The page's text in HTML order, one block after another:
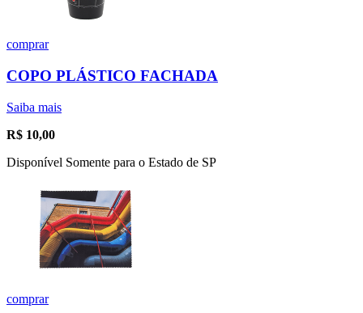
comprar
COPO PLÁSTICO FACHADA
Saiba mais
R$ 10,00
Disponível Somente para o Estado de SP
comprar